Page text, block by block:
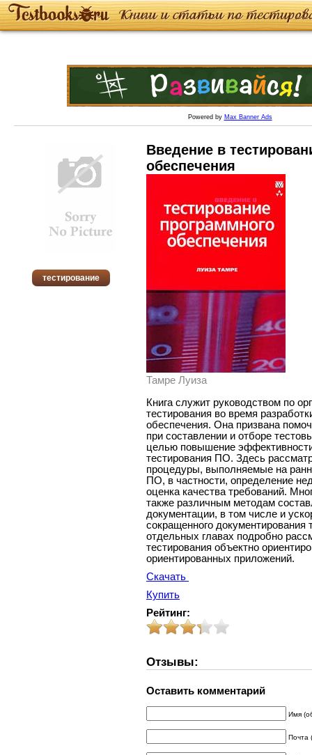
Powered by Max Banner Ads
тестирование
Введение в
обеспечения
Тамре Луиза
Книга служит руководством по
тестирования во время
обеспечения. Она призвана
при составлении и отборе
целью повышение
тестирования ПО. Здесь
процедуры, выполняемые на
ПО, в частности, определение
оценка качества требований.
также различным методам
документации, в том числе и
сокращенного документирования
отдельных главах подробно
тестирования объектно
ориентированных приложений.
Скачать
Купить
Рейтинг:
Отзывы:
Оставить комментарий
Имя
Почта